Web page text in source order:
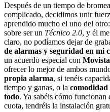
Después de un tiempo de
complicado, decidimos unir
aprendido mucho el uno del
sobre ser un Técnico 2.0, y él
claro, no podíamos dejar de
de alarmas y seguridad en mi
un acuerdo especial con
ofrecer lo mejor de ambos
propia alarma, si tenéis
tiempo y ganas, o la comodidad
todo. Ya sabéis cómo funcionan
cuota, tendréis la instalación